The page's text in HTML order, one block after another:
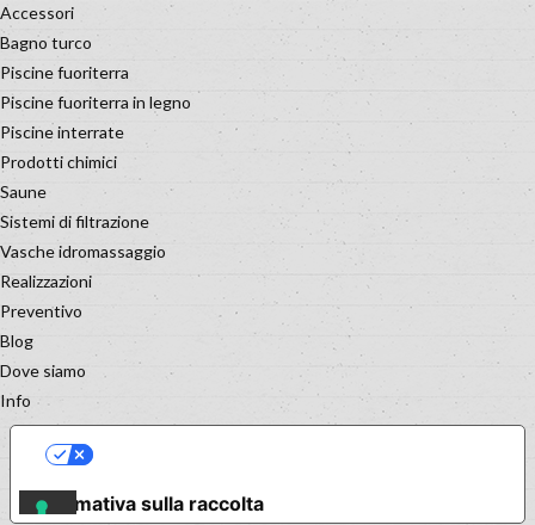
Accessori
Bagno turco
Piscine fuoriterra
Piscine fuoriterra in legno
Piscine interrate
Prodotti chimici
Saune
Sistemi di filtrazione
Vasche idromassaggio
Realizzazioni
Preventivo
Blog
Dove siamo
Info
Informativa sulla raccolta